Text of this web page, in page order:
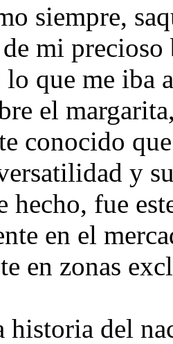
siempre,
mi precioso
que me iba
el
conocido
y
hecho, fue
en el
en zonas
historia del